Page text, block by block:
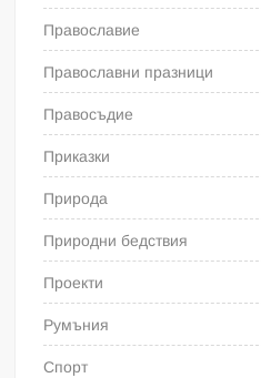
Православие
Православни празници
Правосъдие
Приказки
Природа
Природни бедствия
Проекти
Румъния
Спорт